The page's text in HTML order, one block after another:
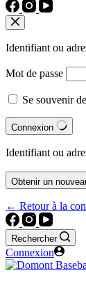
Identifiant ou
Mot de passe
Se souvenir
Connexion
Identifiant ou
Obtenir un
← Retour à la
Rechercher
Connexion